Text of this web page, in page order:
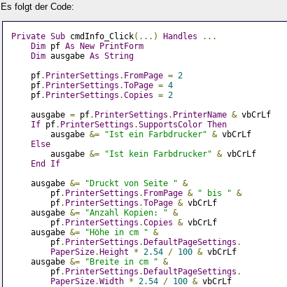
Es folgt der Code:
Private Sub cmdInfo_Click(...) Handles
...
Dim pf As New PrintForm
Dim ausgabe As String
    pf
. PrinterSettings . FromPage = 2
    pf
. PrinterSettings .ToPage = 4
    pf
. PrinterSettings .Copies = 2
    ausgabe
= pf. PrinterSettings . PrinterName & vbCrLf
If pf. PrinterSettings .SupportsColor Then
        ausgabe
&= "Ist ein Farbdrucker" & vbCrLf
Else
        ausgabe
&= "Ist kein Farbdrucker" & vbCrLf
End
If
    ausgabe
&= "Druckt von Seite " &
        pf
. PrinterSettings . FromPage & " bis " &
        pf
. PrinterSettings .ToPage & vbCrLf
    ausgabe
&= "Anzahl Kopien: " &
        pf
. PrinterSettings .Copies & vbCrLf
    ausgabe
&= "Höhe in cm " &
        pf
. PrinterSettings .DefaultPageSettings .
PaperSize.Height * 2.54 / 100 & vbCrLf
    ausgabe
&= "Breite in cm " &
        pf
. PrinterSettings .DefaultPageSettings .
PaperSize.Width * 2.54 / 100 & vbCrLf